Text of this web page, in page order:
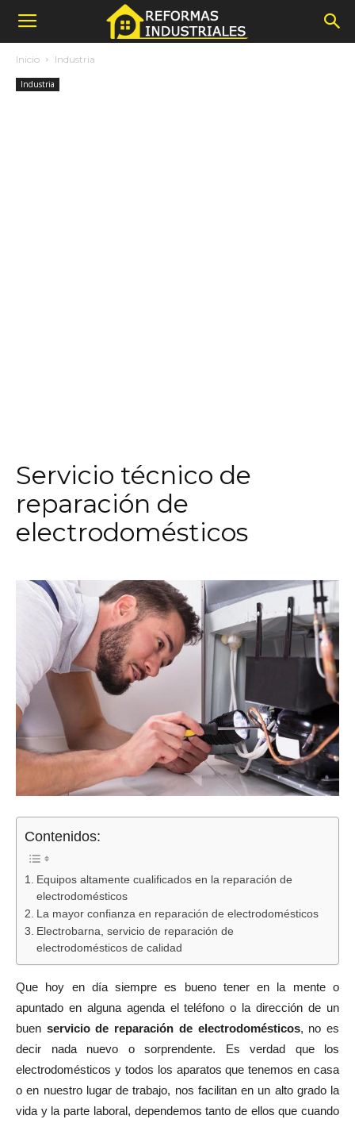
Inicio Industria
Industria
Servicio técnico de
reparación de
electrodomésticos
Contenidos:
Equipos altamente cualificados en la reparación de
electrodomésticos
La mayor confianza en reparación de electrodomésticos
Electrobarna, servicio de reparación de
electrodomésticos de calidad
Que hoy en día siempre es bueno tener en la mente o
apuntado en alguna agenda el teléfono o la dirección de un
buen servicio de reparación de electrodomésticos, no es
decir nada nuevo o sorprendente. Es verdad que los
electrodomésticos y todos los aparatos que tenemos en casa
o en nuestro lugar de trabajo, nos facilitan en un alto grado la
vida y la parte laboral, dependemos tanto de ellos que cuando